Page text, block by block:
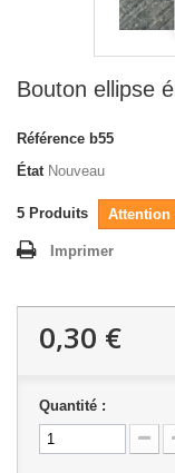
Bouton ellipse
Référence b55
État Nouveau
5 Produits Attention
Imprimer
0,30 €
Quantité :